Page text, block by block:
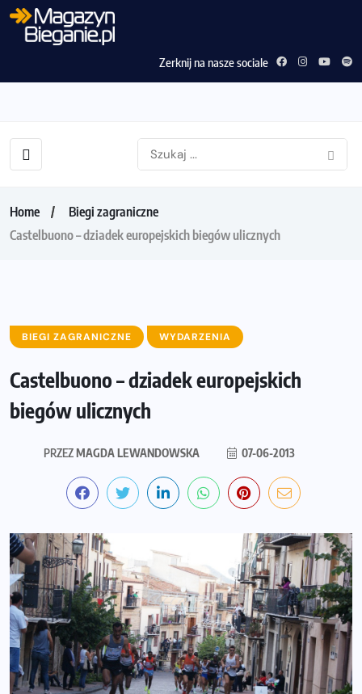
Zerknij na nasze sociale
Home
Biegi zagraniczne
Castelbuono – dziadek europejskich biegów ulicznych
BIEGI ZAGRANICZNE WYDARZENIA
Castelbuono – dziadek europejskich
biegów ulicznych
PRZEZMAGDA LEWANDOWSKA 07-06-2013